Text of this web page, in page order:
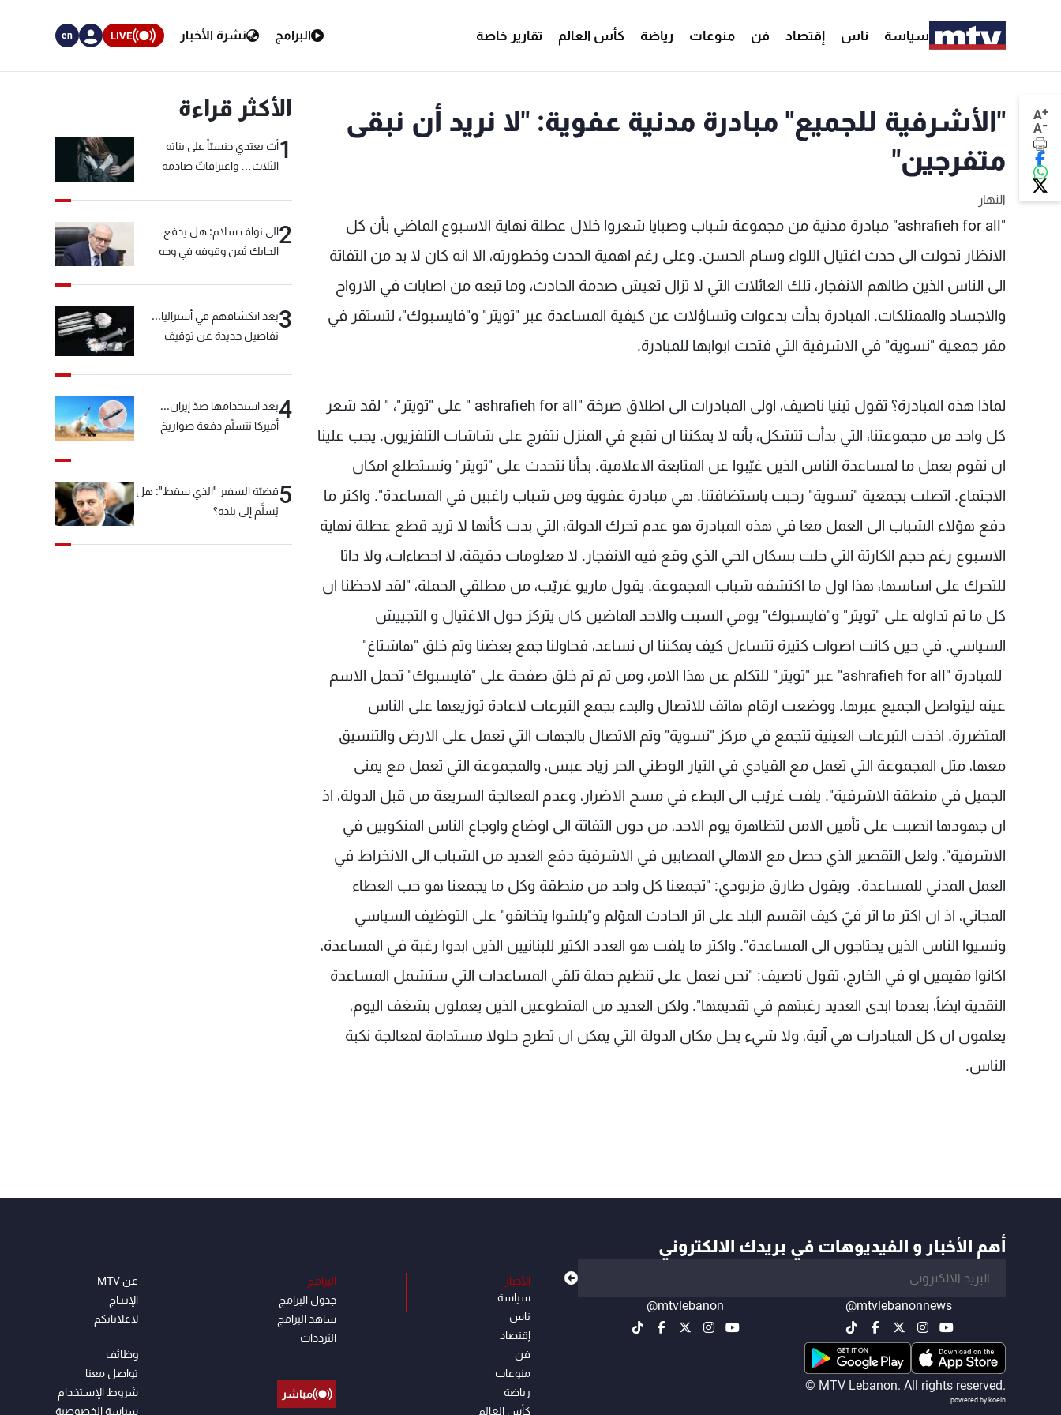
سياسة ناس إقتصاد فن منوعات رياضة كأس العالم تقارير خاصة البرامج نشرة الأخبار LIVE
en
A+
A-
"الأشرفية للجميع" مبادرة مدنية عفوية: "لا نريد أن نبقى
متفرجين"
النهار
"ashrafieh for all" مبادرة مدنية من مجموعة شباب وصبايا شعروا خلال عطلة نهاية الاسبوع الماضي بأن كل
الانظار تحولت الى حدث اغتيال اللواء وسام الحسن. وعلى رغم اهمية الحدث وخطورته، الا انه كان لا بد من التفاتة
الى الناس الذين طالهم الانفجار، تلك العائلات التي لا تزال تعيش صدمة الحادث، وما تبعه من اصابات في الارواح
والاجساد والممتلكات. المبادرة بدأت بدعوات وتساؤلات عن كيفية المساعدة عبر "تويتر" و"فايسبوك"، لتستقر في
مقر جمعية "نسوية" في الاشرفية التي فتحت ابوابها للمبادرة.
لماذا هذه المبادرة؟ تقول تينيا ناصيف، اولى المبادرات الى اطلاق صرخة "ashrafieh for all " على "تويتر"، " لقد شعر
كل واحد من مجموعتنا، التي بدأت تتشكل، بأنه لا يمكننا ان نقبع في المنزل نتفرج على شاشات التلفزيون. يجب علينا
ان نقوم بعمل ما لمساعدة الناس الذين غيّبوا عن المتابعة الاعلامية. بدأنا نتحدث على "تويتر" ونستطلع امكان
الاجتماع. اتصلت بجمعية "نسوية" رحبت باستضافتنا. هي مبادرة عفوية ومن شباب راغبين في المساعدة". واكثر ما
دفع هؤلاء الشباب الى العمل معا في هذه المبادرة هو عدم تحرك الدولة، التي بدت كأنها لا تريد قطع عطلة نهاية
الاسبوع رغم حجم الكارثة التي حلت بسكان الحي الذي وقع فيه الانفجار. لا معلومات دقيقة، لا احصاءات، ولا داتا
للتحرك على اساسها، هذا اول ما اكتشفه شباب المجموعة. يقول ماريو غريّب، من مطلقي الحملة، "لقد لاحظنا ان
كل ما تم تداوله على "تويتر" و"فايسبوك" يومي السبت والاحد الماضين كان يتركز حول الاغتيال و التجييش
السياسي. في حين كانت اصوات كثيرة تتساءل كيف يمكننا ان نساعد، فحاولنا جمع بعضنا وتم خلق "هاشتاغ"
للمبادرة "ashrafieh for all" عبر "تويتر" للتكلم عن هذا الامر، ومن ثم تم خلق صفحة على "فايسبوك" تحمل الاسم
عينه ليتواصل الجميع عبرها. ووضعت ارقام هاتف للاتصال والبدء بجمع التبرعات لاعادة توزيعها على الناس
المتضررة. اخذت التبرعات العينية تتجمع في مركز "نسوية" وتم الاتصال بالجهات التي تعمل على الارض والتنسيق
معها، مثل المجموعة التي تعمل مع القيادي في التيار الوطني الحر زياد عبس، والمجموعة التي تعمل مع يمنى
الجميل في منطقة الاشرفية". يلفت غريّب الى البطء في مسح الاضرار، وعدم المعالجة السريعة من قبل الدولة، اذ
ان جهودها انصبت على تأمين الامن لتظاهرة يوم الاحد، من دون التفاتة الى اوضاع واوجاع الناس المنكوبين في
الاشرفية". ولعل التقصير الذي حصل مع الاهالي المصابين في الاشرفية دفع العديد من الشباب الى الانخراط في
العمل المدني للمساعدة. ويقول طارق مزبودي: "تجمعنا كل واحد من منطقة وكل ما يجمعنا هو حب العطاء
المجاني، اذ ان اكثر ما اثر فيّ كيف انقسم البلد على اثر الحادث المؤلم و"بلشوا يتخانقو" على التوظيف السياسي
ونسيوا الناس الذين يحتاجون الى المساعدة". واكثر ما يلفت هو العدد الكثير للبنانيين الذين ابدوا رغبة في المساعدة،
اكانوا مقيمين او في الخارج، تقول ناصيف: "نحن نعمل على تنظيم حملة تلقي المساعدات التي ستشمل المساعدة
النقدية ايضاً، بعدما ابدى العديد رغبتهم في تقديمها". ولكن العديد من المتطوعين الذين يعملون بشغف اليوم،
يعلمون ان كل المبادرات هي آنية، ولا شيء يحل مكان الدولة التي يمكن ان تطرح حلولا مستدامة لمعالجة نكبة
الناس.
الأكثر قراءة
1أبٌ يعتدي جنسيّاً على بناته
الثلاث… واعترافاتٌ صادمة
2الى نواف سلام: هل يدفع
الحايك ثمن وقوفه في وجه
3بعد انكشافهم في أستراليا...
تفاصيل جديدة عن توقيف
4بعد استخدامها ضدّ إيران...
أميركا تتسلّم دفعة صواريخ
5قضيّة السفير "الذي سقط": هل
يُسلَّم إلى بلده؟
أهم الأخبار و الفيديوهات في بريدك الالكتروني
@mtvlebanonnews
@mtvlebanon
© MTV Lebanon. All rights reserved.
powered by koein
الأخبار
سياسة
ناس
إقتصاد
فن
منوعات
رياضة
كأس العالم
البرامج
جدول البرامج
شاهد البرامج
الترددات
مباشر
عن MTV
الإنـتـاج
لاعلاناتكم
وظائف
تواصل معنا
شروط الإسـتخدام
سياسة الخصوصية